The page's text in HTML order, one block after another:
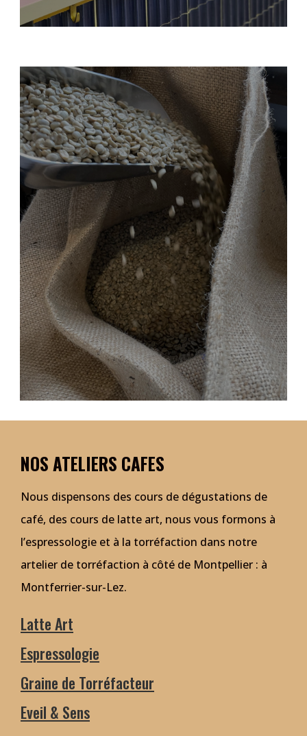
NOS ATELIERS CAFES
Nous dispensons des cours de dégustations de
café, des cours de latte art, nous vous formons à
l’espressologie et à la torréfaction dans notre
artelier de torréfaction à côté de Montpellier : à
Montferrier-sur-Lez.
Latte Art
Espressologie
Graine de Torréfacteur
Eveil & Sens